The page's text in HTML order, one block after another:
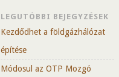
LEGUTÓBBI BEJEGYZÉSEK
Kezdődhet a földgázhálózat
építése
Módosul az OTP Mozgó